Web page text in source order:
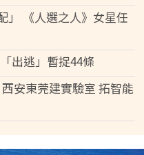
」 《人選之人》女星任
出逃」暫捉44條
安東莞建實驗室 拓智能